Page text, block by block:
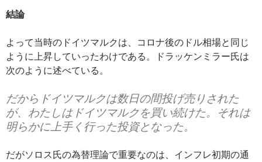
結論
よって当時のドイツマルクは、コロナ後のドル相場と同じ
ように上昇していったわけである。ドラッケンミラー氏は
次のように述べている。
だからドイツマルクは数日の間投げ売りされた
が、わたしはドイツマルクを買い続けた。それは
明らかに上手く行った投資となった。
だがソロス氏の為替理論で重要なのは、インフレ初期の通